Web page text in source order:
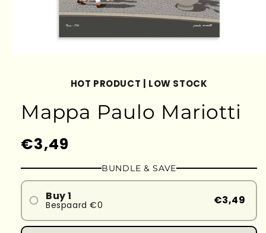
HOT PRODUCT | LOW STOCK
Mappa Paulo Mariotti
Prezzo
listino
€3,49
BUNDLE & SAVE
Buy 1
Bespaard €0 €3,49